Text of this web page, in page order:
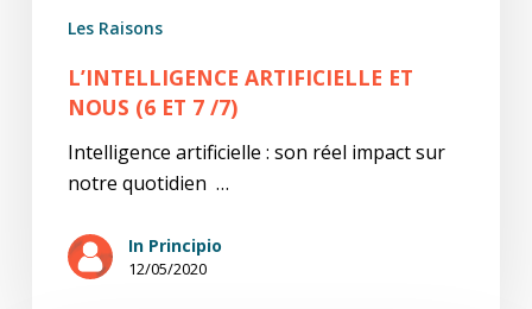
Les Raisons
L’INTELLIGENCE ARTIFICIELLE ET
NOUS (6 ET 7 /7)
Intelligence artificielle : son réel impact sur
notre quotidien …
In Principio
12/05/2020